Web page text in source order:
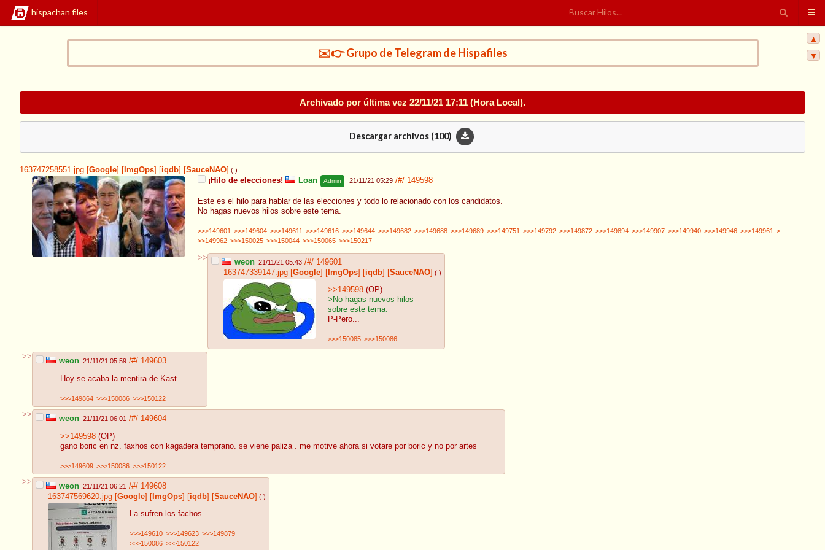
hispachan files
✉️👉 Grupo de Telegram de Hispafiles
Archivado por última vez 22/11/21 17:11 (Hora Local).
Descargar archivos (100)
163747258551.jpg Google ImgOps iqdb SauceNAO ( )
¡Hilo de elecciones! Loan Admin 21/11/21 05:29 /#/ 149598
Este es el hilo para hablar de las elecciones y todo lo relacionado con los candidatos.
No hagas nuevos hilos sobre este tema.
>>>149601 >>>149604 >>>149611 >>>149616 >>>149644 >>>149682 >>>149688 >>>149689 >>>149751 >>>149792 >>>149872 >>>149894 >>>149907 >>>149940 >>>149946 >>>149961 >
>>149962 >>>150025 >>>150044 >>>150065 >>>150217
>> weon 21/11/21 05:43 /#/ 149601
163747339147.jpg [Google] [ ImgOps] [iqdb] [SauceNAO] ( )
>>149598 (OP)
>No hagas nuevos hilos
sobre este tema.
P-Pero...
>>>150085 >>>150086
>> weon 21/11/21 05:59 /#/ 149603
Hoy se acaba la mentira de Kast.
>>>149864 >>>150086 >>>150122
>> weon 21/11/21 06:01 /#/ 149604
>>149598 (OP)
gano boric en nz. faxhos con kagadera temprano. se viene paliza . me motive ahora si votare por boric y no por artes
>>>149609 >>>150086 >>>150122
>> weon 21/11/21 06:21 /#/ 149608
163747569620.jpg [Google] [ ImgOps] [iqdb] [SauceNAO] ( )
La sufren los fachos.
>>>149610 >>>149623 >>>149879
>>>150086 >>>150122
▲
▼